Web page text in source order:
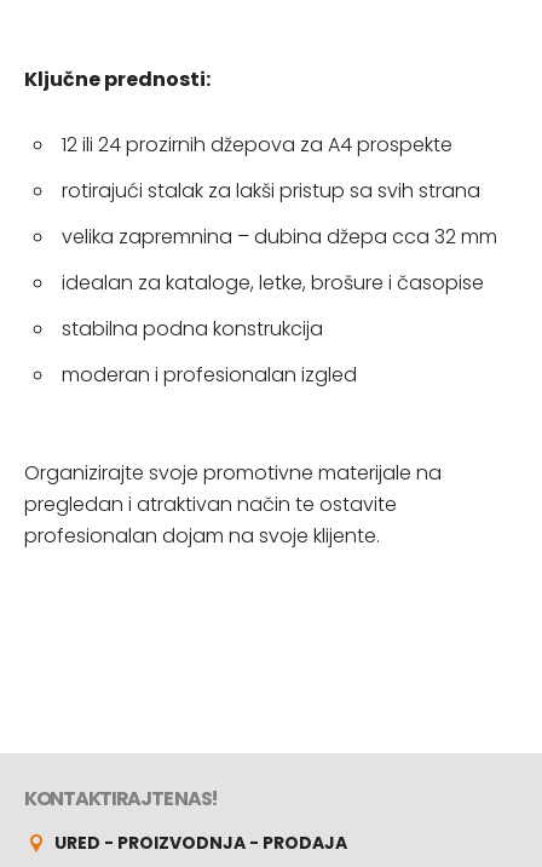
Ključne prednosti:
12 ili 24 prozirnih džepova za A4 prospekte
rotirajući stalak za lakši pristup sa svih strana
velika zapremnina – dubina džepa cca 32 mm
idealan za kataloge, letke, brošure i časopise
stabilna podna konstrukcija
moderan i profesionalan izgled
Organizirajte svoje promotivne materijale na
pregledan i atraktivan način te ostavite
profesionalan dojam na svoje klijente.
KONTAKTIRAJTE NAS!
URED - PROIZVODNJA - PRODAJA